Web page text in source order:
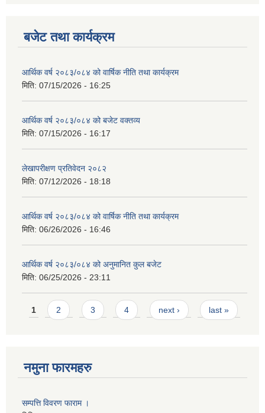
बजेट तथा कार्यक्रम
आर्थिक वर्ष २०८३/०८४ को वार्षिक नीति तथा कार्यक्रम
मिति: 07/15/2026 - 16:25
आर्थिक वर्ष २०८३/०८४ को बजेट वक्तव्य
मिति: 07/15/2026 - 16:17
लेखापरीक्षण प्रतिवेदन २०८२
मिति: 07/12/2026 - 18:18
आर्थिक वर्ष २०८३/०८४ को वार्षिक नीति तथा कार्यक्रम
मिति: 06/26/2026 - 16:46
आर्थिक वर्ष २०८३/०८४ को अनुमानित कुल बजेट
मिति: 06/25/2026 - 23:11
Pages
1 2 3 4 next › last »
नमुना फारमहरु
सम्पत्ति विवरण फाराम ।